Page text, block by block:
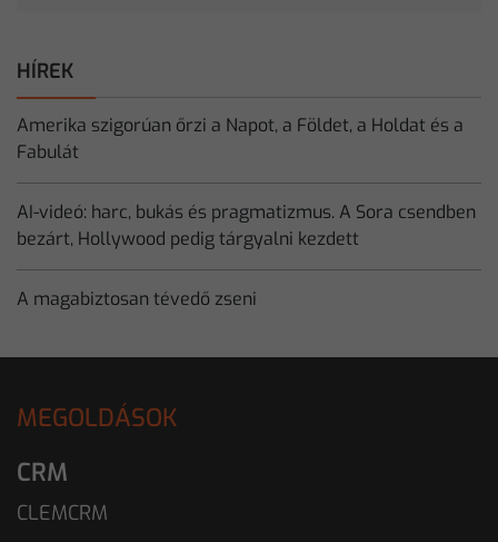
HÍREK
Amerika szigorúan őrzi a Napot, a Földet, a Holdat és a
Fabulát
AI-videó: harc, bukás és pragmatizmus. A Sora csendben
bezárt, Hollywood pedig tárgyalni kezdett
A magabiztosan tévedő zseni
MEGOLDÁSOK
CRM
CLEMCRM